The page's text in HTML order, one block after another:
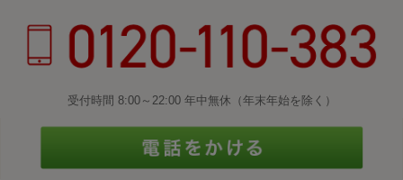
受付時間 8:00～22:00 年中無休（年末年始を除く）